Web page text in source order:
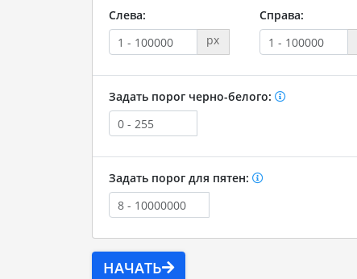
Слева:
px
Справа:
Задать порог черно-белого:
Задать порог для пятен:
НАЧАТЬ